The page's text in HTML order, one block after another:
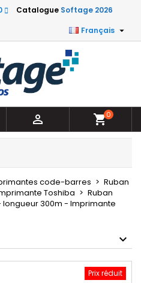
Catalogue Softage 2026
Français 
 shopping_cart0
code-barres
Ruban
Toshiba
Ruban
longueur 300m - Imprimante
Prix réduit